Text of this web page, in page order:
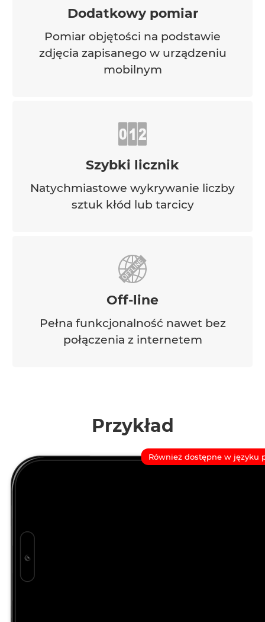
Dodatkowy pomiar
Pomiar objętości na podstawie
zdjęcia zapisanego w urządzeniu
mobilnym
Szybki licznik
Natychmiastowe wykrywanie liczby
sztuk kłód lub tarcicy
Off-line
Pełna funkcjonalność nawet bez
połączenia z internetem
Przykład
Również dostępne w języku